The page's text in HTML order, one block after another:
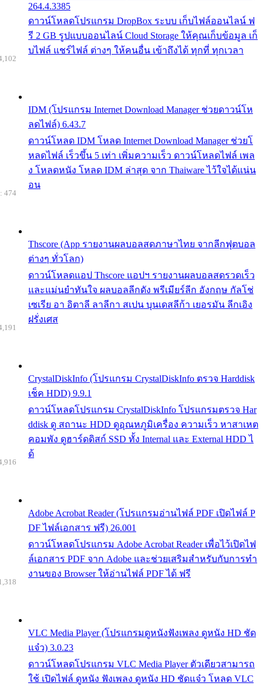
264.4.3385
ดาวน์โหลดโปรแกรม DropBox ระบบ เก็บไฟล์ออนไลน์ ฟ
รี 2 GB รูปแบบออนไลน์ Cloud Storage ให้คุณเก็บข้อมูล เก็
บไฟล์ แชร์ไฟล์ ต่างๆ ให้คนอื่น เข้าถึงได้ ทุกที่ ทุกเวลา
IDM (โปรแกรม Internet Download Manager ช่วยดาวน์โห
ลดไฟล์) 6.43.7
ดาวน์โหลด IDM โหลด Internet Download Manager ช่วยโ
หลดไฟล์ เร็วขึ้น 5 เท่า เพิ่มความเร็ว ดาวน์โหลดไฟล์ เพล
ง โหลดหนัง โหลด IDM ล่าสุด จาก Thaiware ไว้ใจได้แน่น
อน
Thscore (App รายงานผลบอลสดภาษาไทย จากลีกฟุตบอล
ต่างๆ ทั่วโลก)
ดาวน์โหลดแอป Thscore แอปฯ รายงานผลบอลสดรวดเร็ว
และแม่นยำทันใจ ผลบอลลีกดัง พรีเมียร์ลีก อังกฤษ กัลโช่
เซเรีย อา อิตาลี ลาลีกา สเปน บุนเดสลีก้า เยอรมัน ลีกเอิง
ฝรั่งเศส
474
CrystalDiskInfo (โปรแกรม CrystalDiskInfo ตรวจ Harddisk
เช็ค HDD) 9.9.1
ดาวน์โหลดโปรแกรม CrystalDiskInfo โปรแกรมตรวจ Har
ddisk ดู สถานะ HDD ดูอุณหภูมิเครื่อง ความเร็ว หาสาเหต
คอมพัง ดูฮาร์ดดิสก์ SSD ทั้ง Internal และ External HDD ไ
ด้
Adobe Acrobat Reader (โปรแกรมอ่านไฟล์ PDF เปิดไฟล์ P
DF ไฟล์เอกสาร ฟรี) 26.001
ดาวน์โหลดโปรแกรม Adobe Acrobat Reader เพื่อไว้เปิดไฟ
ล์เอกสาร PDF จาก Adobe และช่วยเสริมสำหรับกับการทำ
งานของ Browser ให้อ่านไฟล์ PDF ได้ ฟรี
VLC Media Player (โปรแกรมดูหนังฟังเพลง ดูหนัง HD ชัด
แจ๋ว) 3.0.23
ดาวน์โหลดโปรแกรม VLC Media Player ตัวเดียวสามารถ
ใช้ เปิดไฟล์ ดูหนัง ฟังเพลง ดูหนัง HD ชัดแจ๋ว โหลด VLC